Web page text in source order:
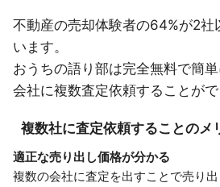
不動産の売却体験者の64%が2社
います。
おうちの語り部は完全無料で簡
会社に複数査定依頼することがで
複数社に査定依頼することのメ
適正な売り出し価格が分かる
複数の会社に査定を出すことで売り